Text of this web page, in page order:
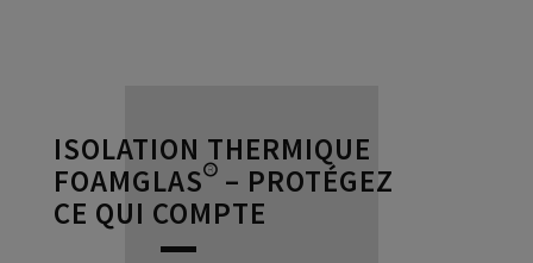
ISOLATION THERMIQUE
FOAMGLAS® – PROTÉGEZ
CE QUI COMPTE